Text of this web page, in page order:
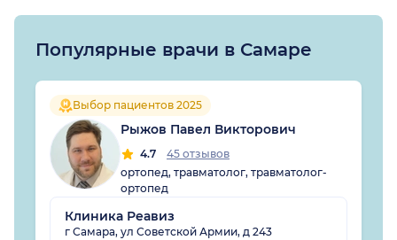
Популярные врачи в Самаре
Выбор пациентов 2025
Рыжов Павел Викторович
4.7
45 отзывов
ортопед, травматолог, травматолог-
ортопед
Клиника Реавиз
г Самара, ул Советской Армии, д 243